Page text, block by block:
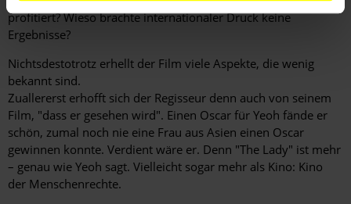
profitiert? Wieso brachte internationaler Druck keine
Ergebnisse?
Nichtsdestotrotz erhellt der Film viele Aspekte, die wenig
bekannt sind.
Zuallererst erhofft sich der Regisseur denn auch von seinem
Film, "dass er gesehen wird". Einen Oscar für Yeoh fände er
schön, zumal noch nie eine Frau aus Asien einen Oscar
gewinnen konnte. Verdient wäre er. Denn "The Lady" ist mehr
– genau wie Yeoh sagt. Vielleicht sogar mehr als Kino: Kino
der Menschenrechte.